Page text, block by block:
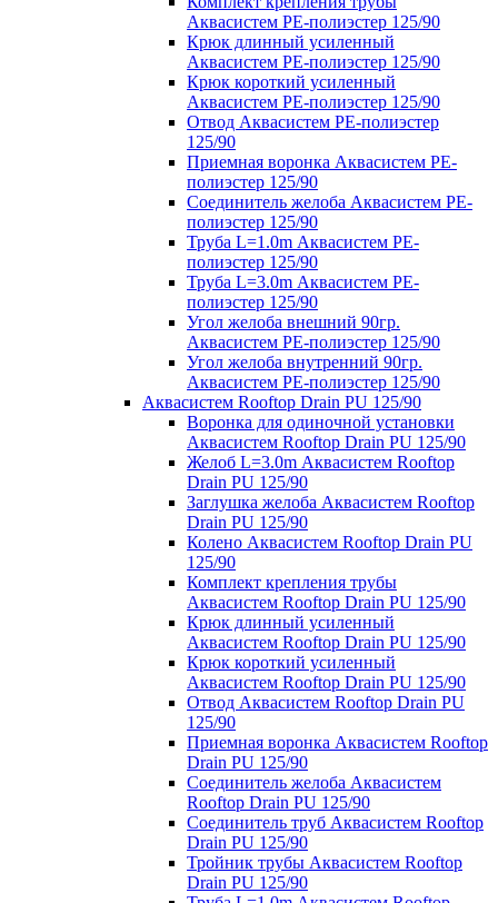
Аквасистем PE-полиэстер 125/90
Крюк длинный усиленный
Аквасистем PE-полиэстер 125/90
Крюк короткий усиленный
Аквасистем PE-полиэстер 125/90
Отвод Аквасистем РЕ-полиэстер
125/90
Приемная воронка Аквасистем PE-
полиэстер 125/90
Соединитель желоба Аквасистем PE-
полиэстер 125/90
Труба L=1.0m Аквасистем PE-
полиэстер 125/90
Труба L=3.0m Аквасистем PE-
полиэстер 125/90
Угол желоба внешний 90гр.
Аквасистем PE-полиэстер 125/90
Угол желоба внутренний 90гр.
Аквасистем PE-полиэстер 125/90
Аквасистем Rooftop Drain PU 125/90
Воронка для одиночной установки
Аквасистем Rooftop Drain PU 125/90
Желоб L=3.0m Аквасистем Rooftop
Drain PU 125/90
Заглушка желоба Аквасистем Rooftop
Drain PU 125/90
Колено Аквасистем Rooftop Drain PU
125/90
Комплект крепления трубы
Аквасистем Rooftop Drain PU 125/90
Крюк длинный усиленный
Аквасистем Rooftop Drain PU 125/90
Крюк короткий усиленный
Аквасистем Rooftop Drain PU 125/90
Отвод Аквасистем Rooftop Drain PU
125/90
Приемная воронка Аквасистем Rooftop
Drain PU 125/90
Соединитель желоба Аквасистем
Rooftop Drain PU 125/90
Соединитель труб Аквасистем Rooftop
Drain PU 125/90
Тройник трубы Аквасистем Rooftop
Drain PU 125/90